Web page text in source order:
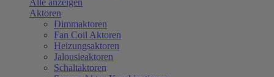
Alle anzeigen
Aktoren
Dimmaktoren
Fan Coil Aktoren
Heizungsaktoren
Jalousieaktoren
Schaltaktoren